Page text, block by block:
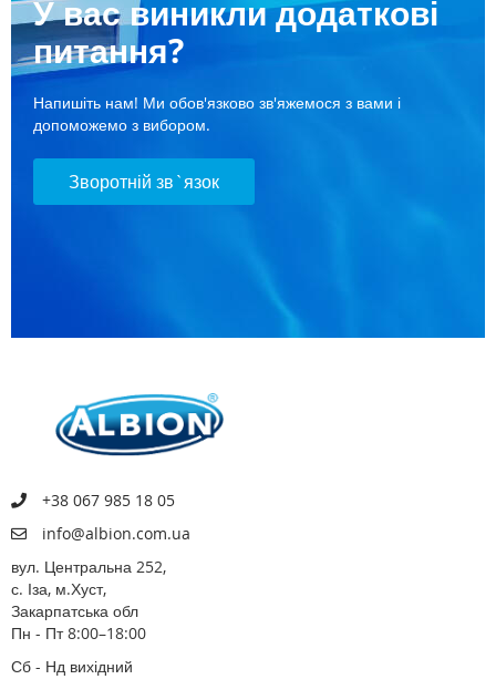
У вас виникли додаткові
питання?
Напишіть нам! Ми обов'язково зв'яжемося з вами і
допоможемо з вибором.
Зворотній зв`язок
+38 067 985 18 05
info@albion.com.ua
вул. Центральна 252,
с. Іза, м.Хуст,
Закарпатська обл
Пн - Пт 8:00–18:00
Сб - Нд вихідний